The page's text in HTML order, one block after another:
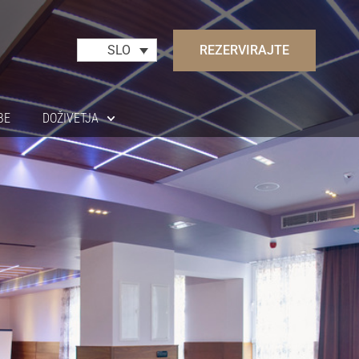
SLO REZERVIRAJTE
DOŽIVETJA